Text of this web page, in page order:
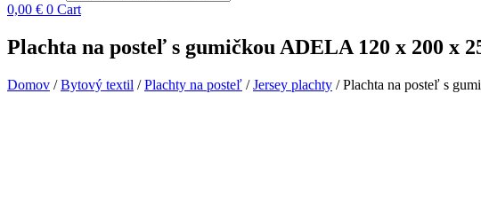
0,00 € 0 Cart
Plachta na posteľ s gumičkou ADELA 120 x 200 x
Domov /Bytový textil /Plachty na posteľ /Jersey plachty / Plachta na posteľ s